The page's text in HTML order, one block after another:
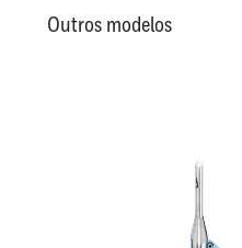
Outros modelos